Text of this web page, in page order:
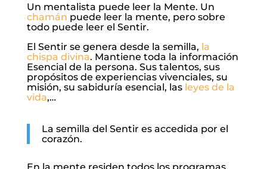
Un mentalista puede leer la Mente. Un
chamán puede leer la mente, pero sobre
todo puede leer el Sentir.
El Sentir se genera desde la semilla, la
chispa divina. Mantiene toda la información
Esencial de la persona. Sus talentos, sus
propósitos de experiencias vivenciales, su
misión, su sabiduría esencial, lasleyes de la
vida,…
La semilla del Sentir es accedida por el
corazón.